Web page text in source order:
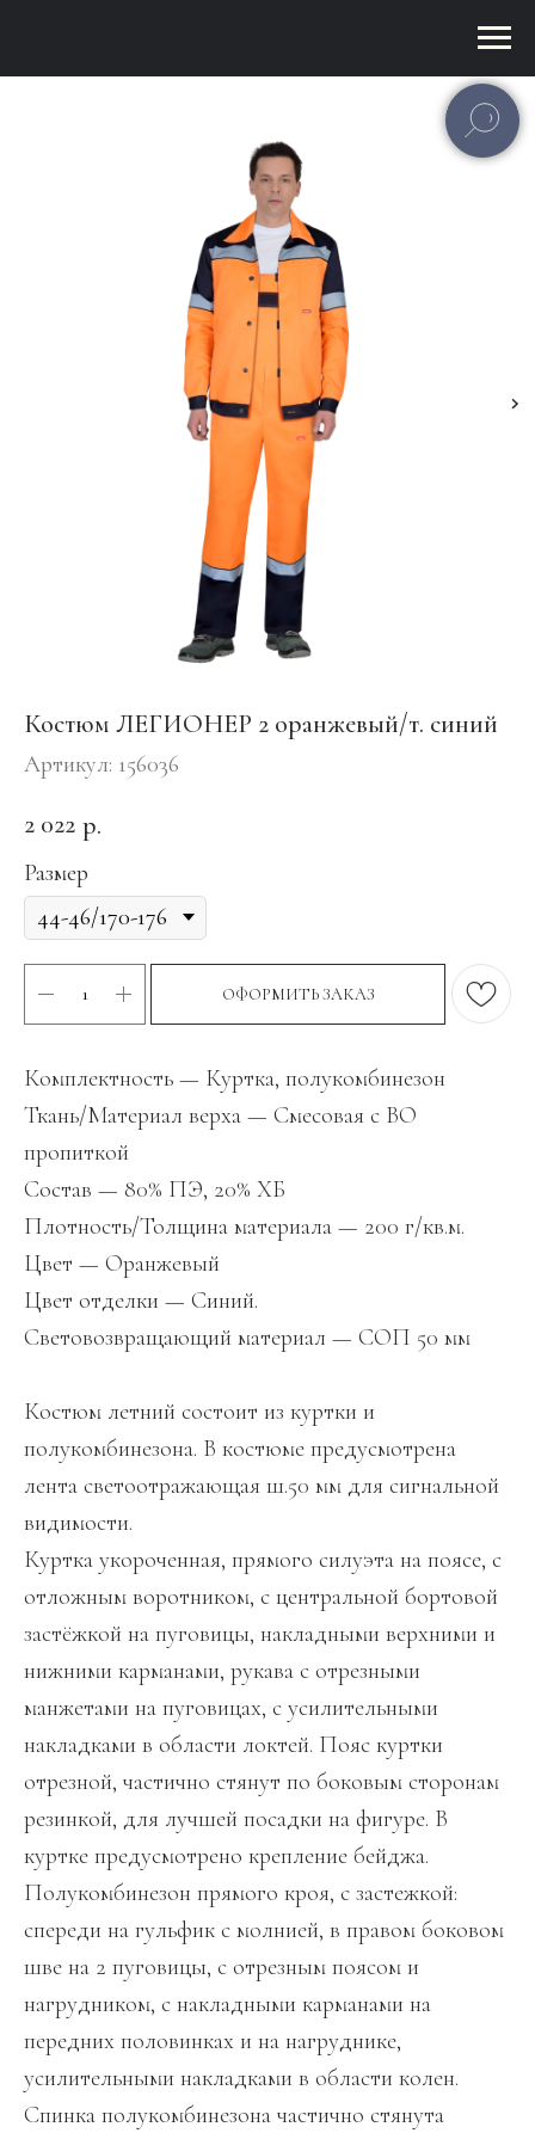
Костюм ЛЕГИОНЕР 2 оранжевый/т. синий
Артикул: 156036
2 022 р.
Размер
ОФОРМИТЬ ЗАКАЗ
Комплектность — Куртка, полукомбинезон
Ткань/Материал верха — Смесовая с ВО
пропиткой
Состав — 80% ПЭ, 20% ХБ
Плотность/Толщина материала — 200 г/кв.м.
Цвет — Оранжевый
Цвет отделки — Синий.
Световозвращающий материал — СОП 50 мм
Костюм летний состоит из куртки и
полукомбинезона. В костюме предусмотрена
лента светоотражающая ш.50 мм для сигнальной
видимости.
Куртка укороченная, прямого силуэта на поясе, с
отложным воротником, с центральной бортовой
застёжкой на пуговицы, накладными верхними и
нижними карманами, рукава с отрезными
манжетами на пуговицах, с усилительными
накладками в области локтей. Пояс куртки
отрезной, частично стянут по боковым сторонам
резинкой, для лучшей посадки на фигуре. В
куртке предусмотрено крепление бейджа.
Полукомбинезон прямого кроя, с застежкой:
спереди на гульфик с молнией, в правом боковом
шве на 2 пуговицы, с отрезным поясом и
нагрудником, с накладными карманами на
передних половинках и на нагруднике,
усилительными накладками в области колен.
Спинка полукомбинезона частично стянута